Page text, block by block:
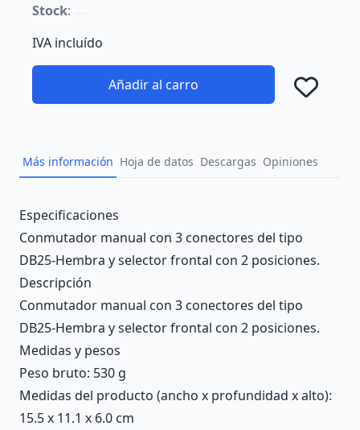
Stock:
IVA incluído
Añadir al carro
Más información Hoja de datos Descargas Opiniones
Description
Especificaciones
Conmutador manual con 3 conectores del tipo
DB25-Hembra y selector frontal con 2 posiciones.
Descripción
Conmutador manual con 3 conectores del tipo
DB25-Hembra y selector frontal con 2 posiciones.
Medidas y pesos
Peso bruto: 530 g
Medidas del producto (ancho x profundidad x alto):
15.5 x 11.1 x 6.0 cm